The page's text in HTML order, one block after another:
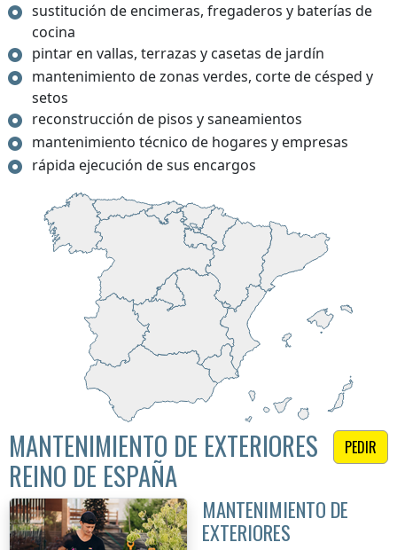
sustitución de encimeras, fregaderos y baterías de
cocina
pintar en vallas, terrazas y casetas de jardín
mantenimiento de zonas verdes, corte de césped y
setos
reconstrucción de pisos y saneamientos
mantenimiento técnico de hogares y empresas
rápida ejecución de sus encargos
PEDIR
MANTENIMIENTO DE EXTERIORES
REINO DE ESPAÑA
MANTENIMIENTO DE
EXTERIORES